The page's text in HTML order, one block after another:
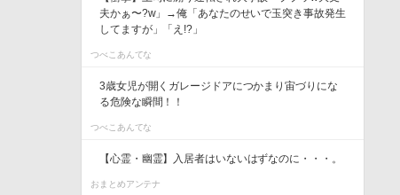
夫かぁ〜?w」→俺「あなたのせいで玉突き事故発生
してますが」「え!?」
つべこあんてな
3歳女児が開くガレージドアにつかまり宙づりにな
る危険な瞬間！！
つべこあんてな
【心霊・幽霊】入居者はいないはずなのに・・・。
おまとめアンテナ